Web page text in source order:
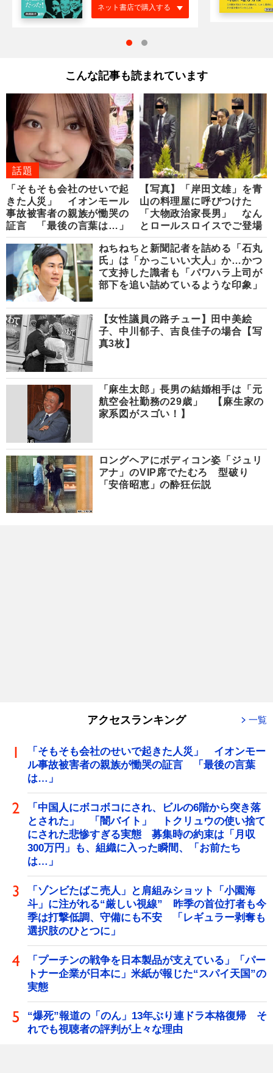
ネット書店で購入する
こんな記事も読まれています
話題
「そもそも会社のせいで起
きた人災」 イオンモール
事故被害者の親族が慟哭の
証言 「最後の言葉は…」
【写真】「岸田文雄」を青
山の料理屋に呼びつけた
「大物政治家長男」 なん
とロールスロイスでご登場
ねちねちと新聞記者を詰める「石丸
氏」は「かっこいい大人」か…かつ
て支持した識者も「パワハラ上司が
部下を追い詰めているような印象」
【女性議員の路チュー】田中美絵
子、中川郁子、吉良佳子の場合【写
真3枚】
「麻生太郎」長男の結婚相手は「元
航空会社勤務の29歳」 【麻生家の
家系図がスゴい！】
ロングヘアにボディコン姿「ジュリ
アナ」のVIP席でたむろ 型破り
「安倍昭恵」の酔狂伝説
アクセスランキング 一覧
「そもそも会社のせいで起きた人災」 イオンモー
ル事故被害者の親族が慟哭の証言 「最後の言葉
は…」
「中国人にボコボコにされ、ビルの6階から突き落
とされた」 「闇バイト」 トクリュウの使い捨て
にされた悲惨すぎる実態 募集時の約束は「月収
300万円」も、組織に入った瞬間、「お前たち
は…」
「ゾンビたばこ売人」と肩組みショット「小園海
斗」に注がれる“厳しい視線” 昨季の首位打者も今
季は打撃低調、守備にも不安 「レギュラー剥奪も
選択肢のひとつに」
「プーチンの戦争を日本製品が支えている」「パー
トナー企業が日本に」米紙が報じた“スパイ天国”の
実態
“爆死”報道の「のん」13年ぶり連ドラ本格復帰 そ
れでも視聴者の評判が上々な理由